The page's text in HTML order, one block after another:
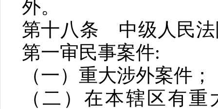
外。
第十八条 中级人民法
第一审民事案件:
（一）重大涉外案件；
（二）在本辖区有